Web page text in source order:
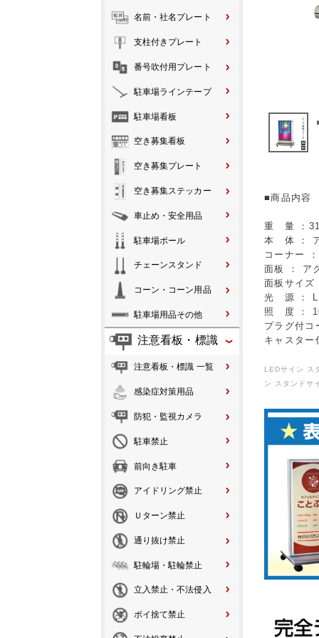
名前・社名プレート
支柱付きプレート
番号吹付用プレート
駐車場ラインテープ
駐車場看板
空き募集看板
空き募集プレート
空き募集ステッカー
車止め・安全用品
駐車場ポール
チェーンスタンド
コーン・コーン用品
駐車場用品その他
注意看板・標識
注意看板・標識 一覧
感染症対策用品
防犯・監視カメラ
駐車禁止
前向き駐車
アイドリング禁止
Ｕターン禁止
通り抜け禁止
駐輪場・駐輪禁止
立入禁止・不法侵入
ポイ捨て禁止
■商品内容
重 量 ：
本 体 ：
コーナー
面板 ： ア
面板サイ
光 源 ：
照 度 ：
プラグ付コ
キャスター
LEDサイン ス
ン スタンドサ